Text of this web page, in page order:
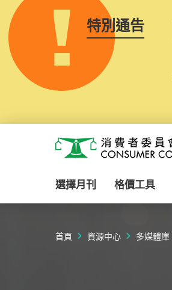
特別通告
消費者委員會
選擇月刊 格價工具
首頁 資源中心 多媒體庫